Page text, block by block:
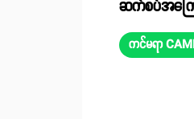
ဆက်စပ်အကြေ
ကင်မရာ